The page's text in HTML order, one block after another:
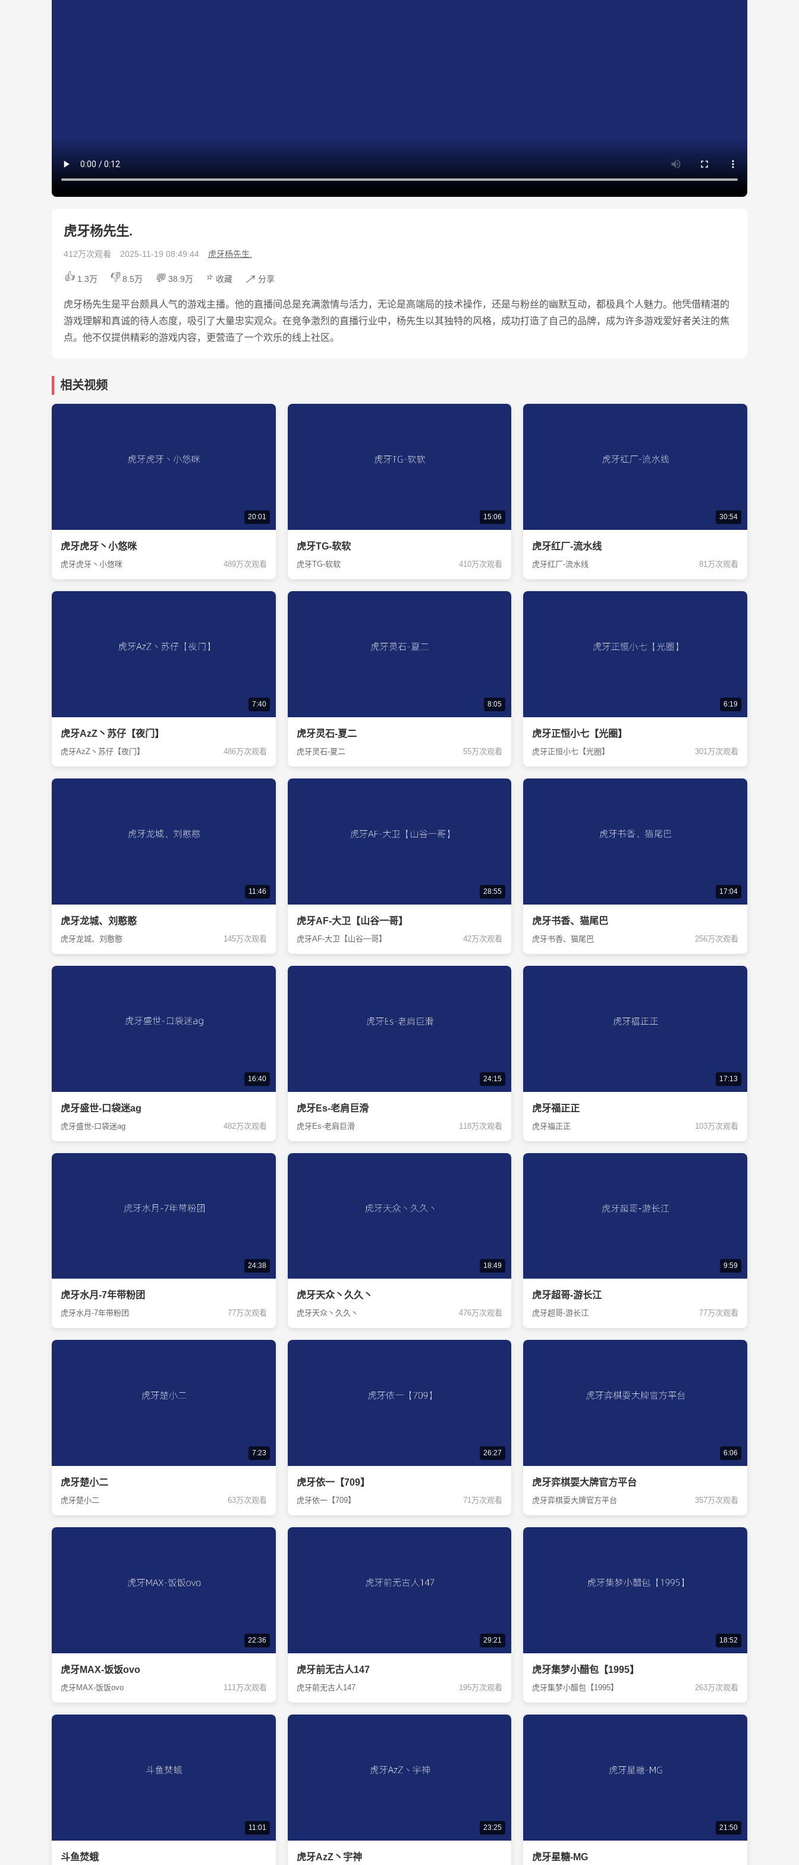
虎牙杨先生.
412万次观看 2025-11-19 08:49:44 虎牙杨先生.
👍 1.3万 👎 8.5万 💬 38.9万 ⭐ 收藏 ↗️ 分享
虎牙杨先生是平台颇具人气的游戏主播。他的直播间总是充满激情与活力，无论是高端局的技术操作，还是与粉丝的幽默互动，都极具个人魅力。他凭借精湛的
游戏理解和真诚的待人态度，吸引了大量忠实观众。在竞争激烈的直播行业中，杨先生以其独特的风格，成功打造了自己的品牌，成为许多游戏爱好者关注的焦
点。他不仅提供精彩的游戏内容，更营造了一个欢乐的线上社区。
相关视频
20:01
虎牙虎牙丶小悠咪
虎牙虎牙丶小悠咪 489万次观看
15:06
虎牙TG-软软
虎牙TG-软软 410万次观看
30:54
虎牙红厂-流水线
虎牙红厂-流水线 81万次观看
7:40
虎牙AzZ丶苏仔【夜门】
虎牙AzZ丶苏仔【夜门】 486万次观看
8:05
虎牙灵石-夏二
虎牙灵石-夏二 55万次观看
6:19
虎牙正恒小七【光圈】
虎牙正恒小七【光圈】 301万次观看
11:46
虎牙龙城、刘憨憨
虎牙龙城、刘憨憨 145万次观看
28:55
虎牙AF-大卫【山谷一哥】
虎牙AF-大卫【山谷一哥】 42万次观看
17:04
虎牙书香、猫尾巴
虎牙书香、猫尾巴 256万次观看
16:40
虎牙盛世-口袋迷ag
虎牙盛世-口袋迷ag 482万次观看
24:15
虎牙Es-老肩巨滑
虎牙Es-老肩巨滑 118万次观看
17:13
虎牙福正正
虎牙福正正 103万次观看
24:38
虎牙水月-7年带粉团
虎牙水月-7年带粉团 77万次观看
18:49
虎牙天众丶久久丶
虎牙天众丶久久丶 476万次观看
9:59
虎牙超哥-游长江
虎牙超哥-游长江 77万次观看
7:23
虎牙楚小二
虎牙楚小二 63万次观看
26:27
虎牙依一【709】
虎牙依一【709】 71万次观看
6:06
虎牙弈棋耍大牌官方平台
虎牙弈棋耍大牌官方平台 357万次观看
22:36
虎牙MAX-饭饭ovo
虎牙MAX-饭饭ovo 111万次观看
29:21
虎牙前无古人147
虎牙前无古人147 195万次观看
18:52
虎牙集梦小醋包【1995】
虎牙集梦小醋包【1995】 263万次观看
11:01
斗鱼焚蛾
23:25
虎牙AzZ丶宇神
21:50
虎牙星糖-MG